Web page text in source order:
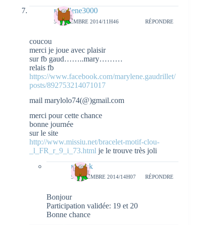
marylene3000
5 NOVEMBRE 2014/11H46 RÉPONDRE
coucou
merci je joue avec plaisir
sur fb gaud……..mary………
relais fb
https://www.facebook.com/marylene.gaudrillet/
posts/892753214071017
mail marylolo74(@)gmail.com
merci pour cette chance
bonne journée
sur le site
http://www.missiu.net/bracelet-motif-clou-
_l_FR_r_9_i_73.html je le trouve très joli
natieak
5 NOVEMBRE 2014/14H07 RÉPONDRE
Bonjour
Participation validée: 19 et 20
Bonne chance